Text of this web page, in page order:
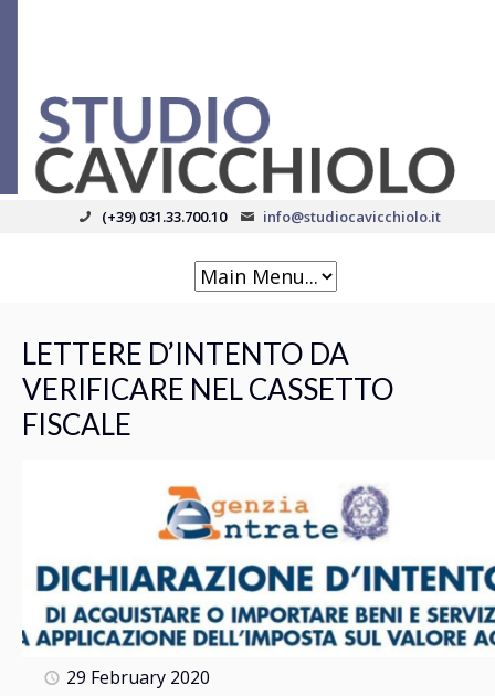
(+39) 031.33.700.10 info@studiocavicchiolo.it
LETTERE D’INTENTO DA
VERIFICARE NEL CASSETTO
FISCALE
29 February 2020